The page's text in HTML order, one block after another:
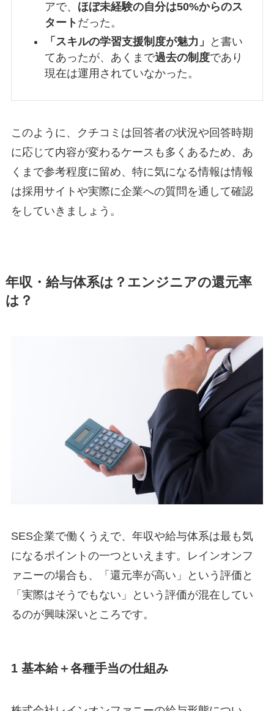
アで、 ほぼ未経験の自分は50%からのス
タート だった。
「スキルの学習支援制度が魅力」
と書い
てあったが、あくまで過去の制度であり
現在は運用されていなかった。
このように、クチコミは回答者の状況や回答時期
に応じて内容が変わるケースも多くあるため、あ
くまで参考程度に留め、特に気になる情報は情報
は採用サイトや実際に企業への質問を通して確認
をしていきましょう。
年収・給与体系は？エンジニアの還元率
は？
SES企業で働くうえで、年収や給与体系は最も気
になるポイントの一つといえます。レインオンフ
ァニーの場合も、「還元率が高い」という評価と
「実際はそうでもない」という評価が混在してい
るのが興味深いところです。
1 基本給＋各種手当の仕組み